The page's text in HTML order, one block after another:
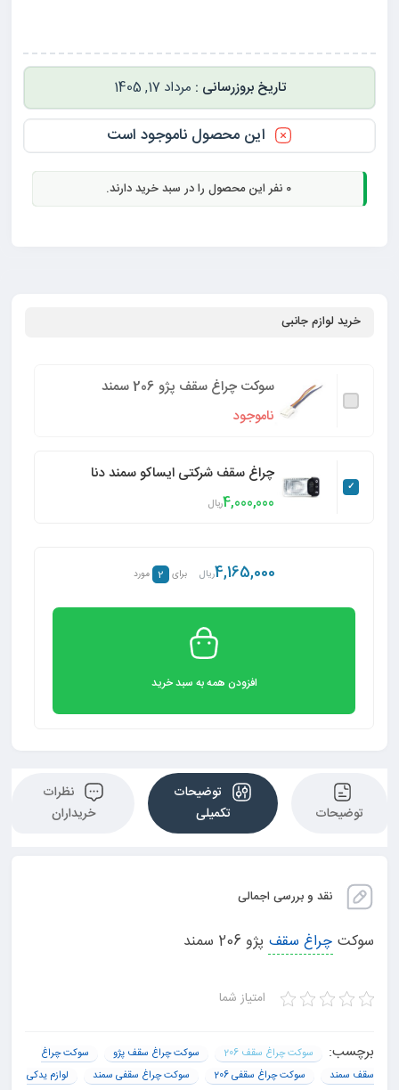
مرداد 17, 1405
این محصول ناموجود است
0 نفر این محصول را در سبد خرید دارند.
خرید لوازم جانبی
سوکت چراغ سقف پژو 206 سمند
ناموجود
چراغ سقف شرکتی ایساکو سمند دنا
4,000,000ریال
4,165,000ریال برای 2 مورد
افزودن همه به سبد خرید
توضیحات
توضیحات
تکمیلی
نظرات
خریداران
نقد و بررسی اجمالی
سوکت چراغ سقف پژو 206 سمند
امتیاز شما
برچسب: سوکت چراغ سقف 206 سوکت چراغ سقف پژو
سوکت چراغ
سقف سمند
سوکت چراغ سقفی 206 سوکت چراغ سقفی سمند لوازم یدکی